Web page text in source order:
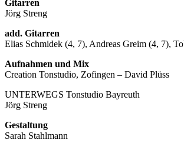
Gitarren
Jörg Streng
add. Gitarren
Elias Schmidek (4, 7), Andreas Greim (4, 7),
Aufnahmen und Mix
Creation Tonstudio, Zofingen – David Plüss
UNTERWEGS Tonstudio Bayreuth
Jörg Streng
Gestaltung
Sarah Stahlmann